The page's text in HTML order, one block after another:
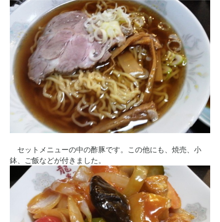
セットメニューの中の酢豚です。この他にも、焼売、小
鉢、ご飯などが付きました。